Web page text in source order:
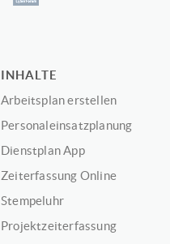
INHALTE
Arbeitsplan erstellen
Personaleinsatzplanung
Dienstplan App
Zeiterfassung Online
Stempeluhr
Projektzeiterfassung